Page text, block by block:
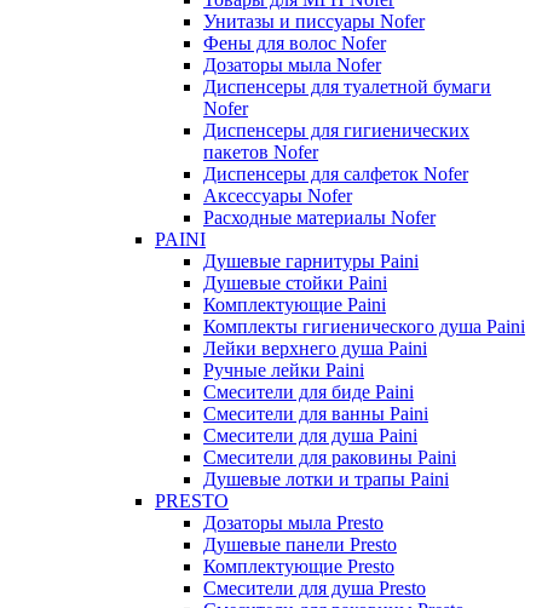
Унитазы и писсуары Nofer
Фены для волос Nofer
Дозаторы мыла Nofer
Диспенсеры для туалетной бумаги
Nofer
Диспенсеры для гигиенических
пакетов Nofer
Диспенсеры для салфеток Nofer
Аксессуары Nofer
Расходные материалы Nofer
PAINI
Душевые гарнитуры Paini
Душевые стойки Paini
Комплектующие Paini
Комплекты гигиенического душа Paini
Лейки верхнего душа Paini
Ручные лейки Paini
Смесители для биде Paini
Смесители для ванны Paini
Смесители для душа Paini
Смесители для раковины Paini
Душевые лотки и трапы Paini
PRESTO
Дозаторы мыла Presto
Душевые панели Presto
Комплектующие Presto
Смесители для душа Presto